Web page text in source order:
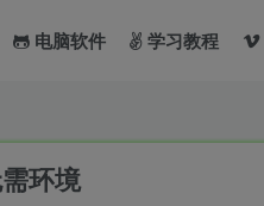
电脑软件 学习教程
环境